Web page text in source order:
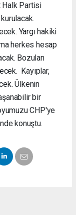
Halk Partisi
Yargı hakiki
herkes hesap
Bozulan
Kayıplar,
Ülkenin
bir
CHP'ye
konuştu.